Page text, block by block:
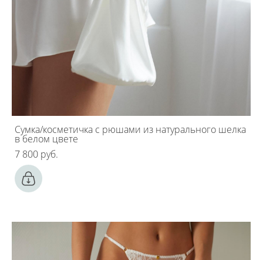
Сумка/косметичка с рюшами из натурального шелка
в белом цвете
7 800 pуб.